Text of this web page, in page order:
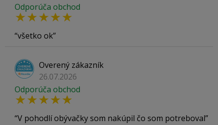
Odporúča obchod
všetko ok
Overený zákazník
26.07.2026
Odporúča obchod
V pohodlí obývačky som nakúpil čo som potreboval